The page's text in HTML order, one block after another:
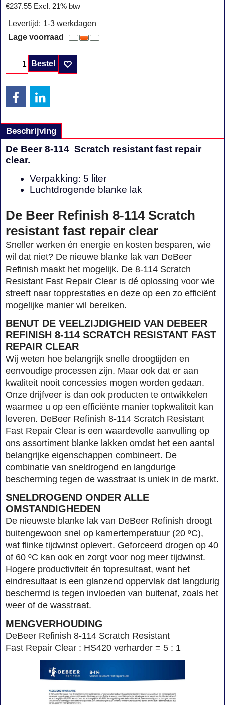
€237.55 Excl. 21% btw
Levertijd: 1-3 werkdagen
Lage voorraad
Bestel
Beschrijving
De Beer 8-114 Scratch resistant fast repair
clear.
Verpakking: 5 liter
Luchtdrogende blanke lak
De Beer Refinish 8-114 Scratch
resistant fast repair clear
Sneller werken én energie en kosten besparen, wie
wil dat niet? De nieuwe blanke lak van DeBeer
Refinish maakt het mogelijk. De 8-114 Scratch
Resistant Fast Repair Clear is dé oplossing voor wie
streeft naar topprestaties en deze op een zo efficiënt
mogelijke manier wil bereiken.
BENUT DE VEELZIJDIGHEID VAN DEBEER
REFINISH 8-114 SCRATCH RESISTANT FAST
REPAIR CLEAR
Wij weten hoe belangrijk snelle droogtijden en
eenvoudige processen zijn. Maar ook dat er aan
kwaliteit nooit concessies mogen worden gedaan.
Onze drijfveer is dan ook producten te ontwikkelen
waarmee u op een efficiënte manier topkwaliteit kan
leveren. DeBeer Refinish 8-114 Scratch Resistant
Fast Repair Clear is een waardevolle aanvulling op
ons assortiment blanke lakken omdat het een aantal
belangrijke eigenschappen combineert. De
combinatie van sneldrogend en langdurige
bescherming tegen de wasstraat is uniek in de markt.
SNELDROGEND ONDER ALLE
OMSTANDIGHEDEN
De nieuwste blanke lak van DeBeer Refinish droogt
buitengewoon snel op kamertemperatuur (20 ºC),
wat flinke tijdwinst oplevert. Geforceerd drogen op 40
of 60 ºC kan ook en zorgt voor nog meer tijdwinst.
Hogere productiviteit én topresultaat, want het
eindresultaat is een glanzend oppervlak dat langdurig
beschermd is tegen invloeden van buitenaf, zoals het
weer of de wasstraat.
MENGVERHOUDING
DeBeer Refinish 8-114 Scratch Resistant
Fast Repair Clear : HS420 verharder = 5 : 1